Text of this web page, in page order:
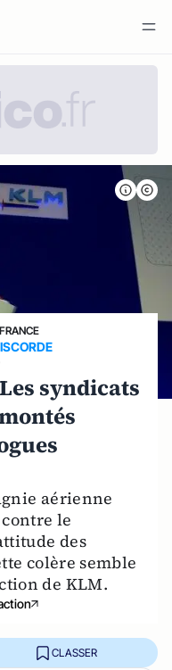
syndicats
aérienne
le
des
colère semble
de KLM.
CLASSER